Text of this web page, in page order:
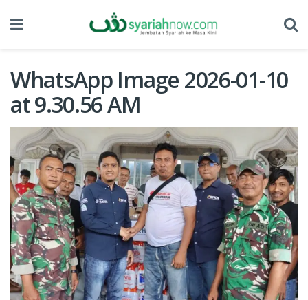
WhatsApp Image 2026-01-10
at 9.30.56 AM